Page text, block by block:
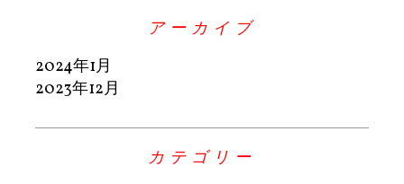
アーカイブ
2024年1月
2023年12月
カテゴリー